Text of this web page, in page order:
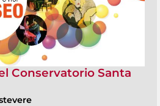
Conservatorio Santa